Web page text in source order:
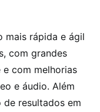
mais rápida e ágil
com grandes
com melhorias
e áudio. Além
resultados em